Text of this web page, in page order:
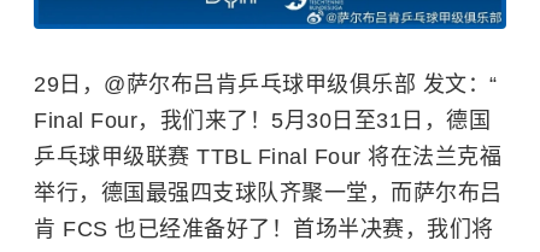
29日，@萨尔布吕肯乒乓球甲级俱乐部 发文：“
Final Four，我们来了！5月30日至31日，德国
乒乓球甲级联赛 TTBL Final Four 将在法兰克福
举行，德国最强四支球队齐聚一堂，而萨尔布吕
肯 FCS 也已经准备好了！首场半决赛，我们将